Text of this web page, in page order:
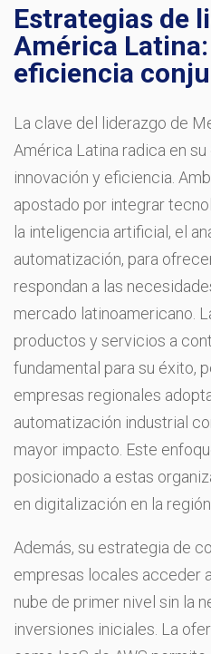
Estrategias de
América
eficiencia
La clave del liderazgo de
América Latina radica en
innovación y eficiencia.
apostado por integrar
la inteligencia artificial, el
automatización, para
respondan a las
mercado latinoamericano.
productos y servicios a
fundamental para su éxito,
empresas regionales
automatización industrial
mayor impacto. Este
posicionado a estas
en digitalización en la región.
Además, su estrategia de
empresas locales acceder
nube de primer nivel sin la
inversiones iniciales. La